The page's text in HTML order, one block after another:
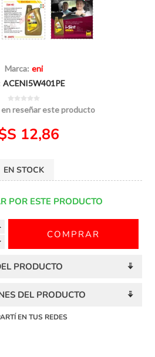
Marca: eni
ACENI5W401PE
en reseñar este producto
12,86
EN STOCK
POR ESTE PRODUCTO
PRODUCTO
DEL PRODUCTO
EN TUS REDES